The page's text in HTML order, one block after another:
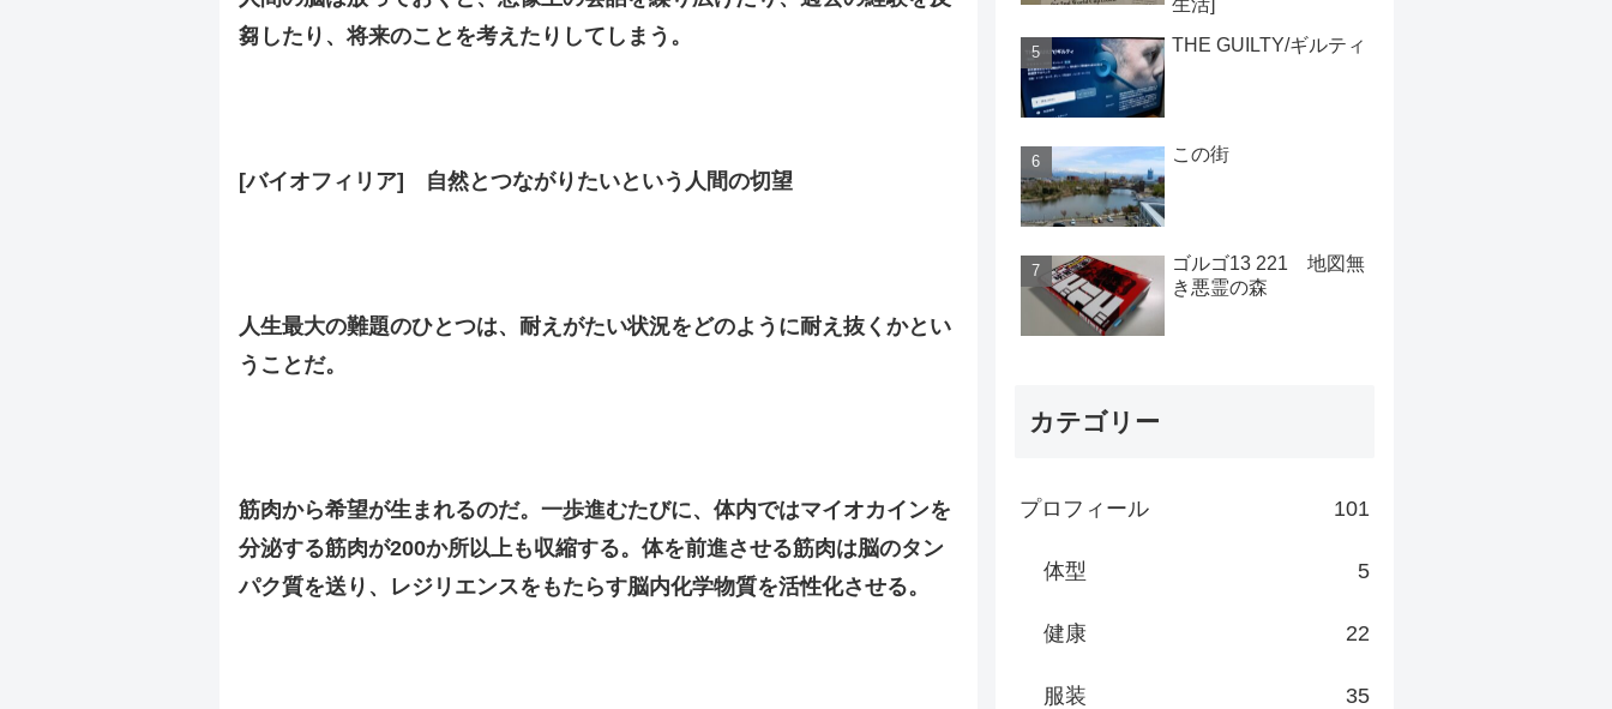
芻したり、将来のことを考えたりしてしまう。
[バイオフィリア] 自然とつながりたいという人間の切望
人生最大の難題のひとつは、耐えがたい状況をどのように耐え抜くかとい
うことだ。
筋肉から希望が生まれるのだ。一歩進むたびに、体内ではマイオカインを
分泌する筋肉が200か所以上も収縮する。体を前進させる筋肉は脳のタン
パク質を送り、レジリエンスをもたらす脳内化学物質を活性化させる。
生活]
THE GUILTY/ギルティ
この街
ゴルゴ13 221 地図無
き悪霊の森
カテゴリー
プロフィール 101
体型 5
健康 22
服装 35